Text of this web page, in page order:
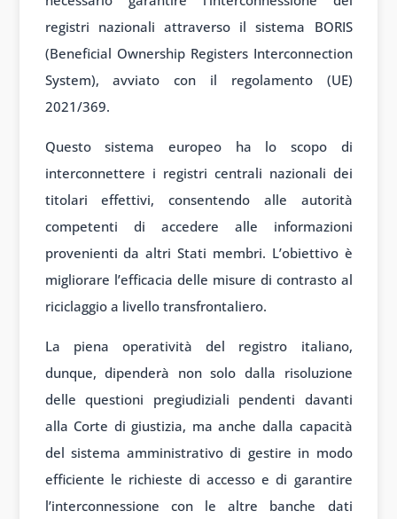
registri nazionali attraverso il sistema BORIS
(Beneficial Ownership Registers Interconnection
System), avviato con il regolamento (UE)
2021/369.
Questo sistema europeo ha lo scopo di
interconnettere i registri centrali nazionali dei
titolari effettivi, consentendo alle autorità
competenti di accedere alle informazioni
provenienti da altri Stati membri. L’obiettivo è
migliorare l’efficacia delle misure di contrasto al
riciclaggio a livello transfrontaliero.
La piena operatività del registro italiano,
dunque, dipenderà non solo dalla risoluzione
delle questioni pregiudiziali pendenti davanti
alla Corte di giustizia, ma anche dalla capacità
del sistema amministrativo di gestire in modo
efficiente le richieste di accesso e di garantire
l’interconnessione con le altre banche dati